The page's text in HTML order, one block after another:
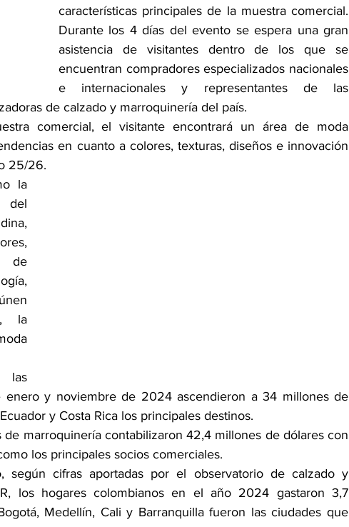
características principales de la muestra comercial.
Durante los 4 días del evento se espera una gran
asistencia de visitantes dentro de los que se
encuentran compradores especializados nacionales
e internacionales y representantes de las
de calzado y marroquinería del país.
comercial, el visitante encontrará un área de moda
en cuanto a colores, texturas, diseños e innovación
25/26.
la
del
de
la
enero y noviembre de 2024 ascendieron a 34 millones de
y Costa Rica los principales destinos.
de marroquinería contabilizaron 42,4 millones de dólares con
los principales socios comerciales.
según cifras aportadas por el observatorio de calzado y
los hogares colombianos en el año 2024 gastaron 3,7
Medellín, Cali y Barranquilla fueron las ciudades que